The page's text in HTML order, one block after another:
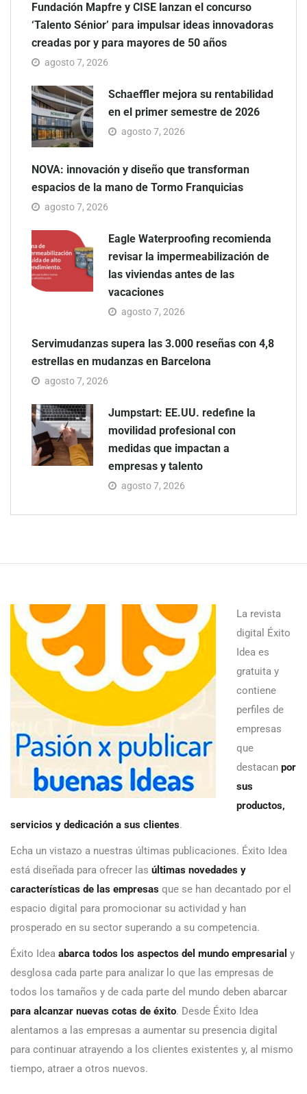
Fundación Mapfre y CISE lanzan el concurso
‘Talento Sénior’ para impulsar ideas innovadoras
creadas por y para mayores de 50 años
agosto 7, 2026
Schaeffler mejora su rentabilidad
en el primer semestre de 2026
agosto 7, 2026
NOVA: innovación y diseño que transforman
espacios de la mano de Tormo Franquicias
agosto 7, 2026
Eagle Waterproofing recomienda
revisar la impermeabilización de
las viviendas antes de las
vacaciones
agosto 7, 2026
Servimudanzas supera las 3.000 reseñas con 4,8
estrellas en mudanzas en Barcelona
agosto 7, 2026
Jumpstart: EE.UU. redefine la
movilidad profesional con
medidas que impactan a
empresas y talento
agosto 7, 2026
La revista
digital Éxito
Idea es
gratuita y
contiene
perfiles de
empresas
que
destacan por
sus
productos,
servicios y dedicación a sus clientes.
Echa un vistazo a nuestras últimas publicaciones. Éxito Idea
está diseñada para ofrecer las últimas novedades y
características de las empresas que se han decantado por el
espacio digital para promocionar su actividad y han
prosperado en su sector superando a su competencia.
Éxito Idea abarca todos los aspectos del mundo empresarial y
desglosa cada parte para analizar lo que las empresas de
todos los tamaños y de cada parte del mundo deben abarcar
para alcanzar nuevas cotas de éxito. Desde Éxito Idea
alentamos a las empresas a aumentar su presencia digital
para continuar atrayendo a los clientes existentes y, al mismo
tiempo, atraer a otros nuevos.